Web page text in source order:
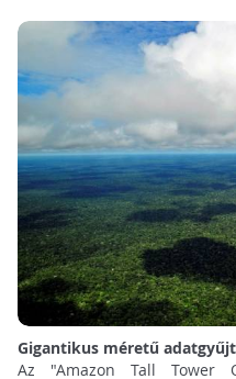
Gigantikus méretű
Az "Amazon Tall Tower